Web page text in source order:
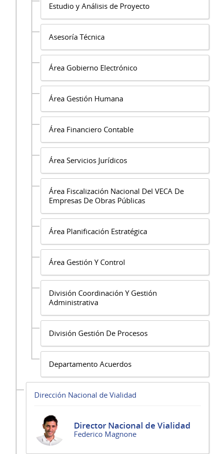
Estudio y Análisis de Proyecto
Asesoría Técnica
Área Gobierno Electrónico
Área Gestión Humana
Área Financiero Contable
Área Servicios Jurídicos
Área Fiscalización Nacional Del VECA De
Empresas De Obras Públicas
Área Planificación Estratégica
Área Gestión Y Control
División Coordinación Y Gestión
Administrativa
División Gestión De Procesos
Departamento Acuerdos
Dirección Nacional de Vialidad
Director Nacional de Vialidad
Federico Magnone